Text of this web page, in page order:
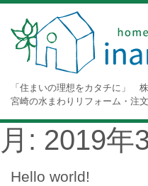
「住まいの理想をカタチに」
宮崎の水まわりリフォーム・注
月: 2019年
Hello world!